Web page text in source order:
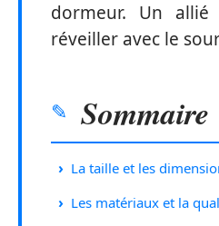
dormeur. Un
réveiller avec le
Sommaire
La taille et les
Les matériaux et la